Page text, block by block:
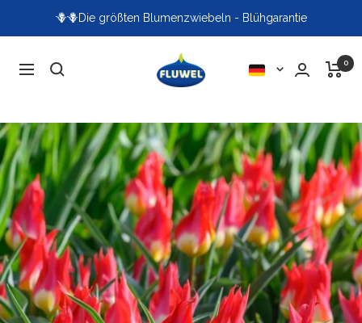
🪻🪻Die größten Blumenzwiebeln - Blühgarantie
Navigation
Fluwel Sprache 0